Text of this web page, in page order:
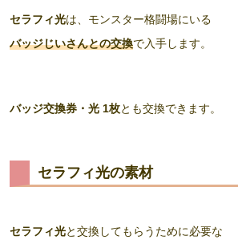
セラフィ光は、モンスター格闘場にいる
バッジじいさんとの交換で入手します。
バッジ交換券・光 1枚とも交換できます。
セラフィ光の素材
セラフィ光と交換してもらうために必要な